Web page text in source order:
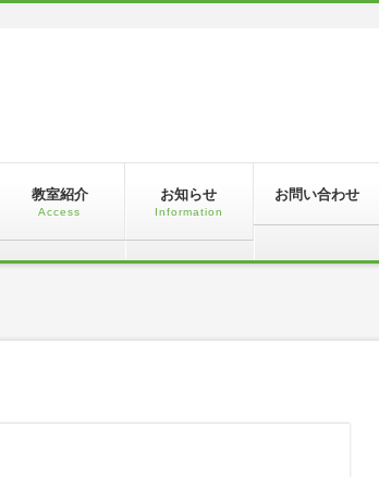
教室紹介
Access
お知らせ
Information
お問い合わせ